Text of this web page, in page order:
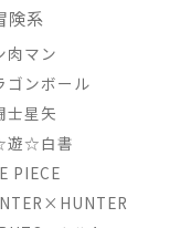
険系
肉マン
ゴンボール
士星矢
遊☆白書
PIECE